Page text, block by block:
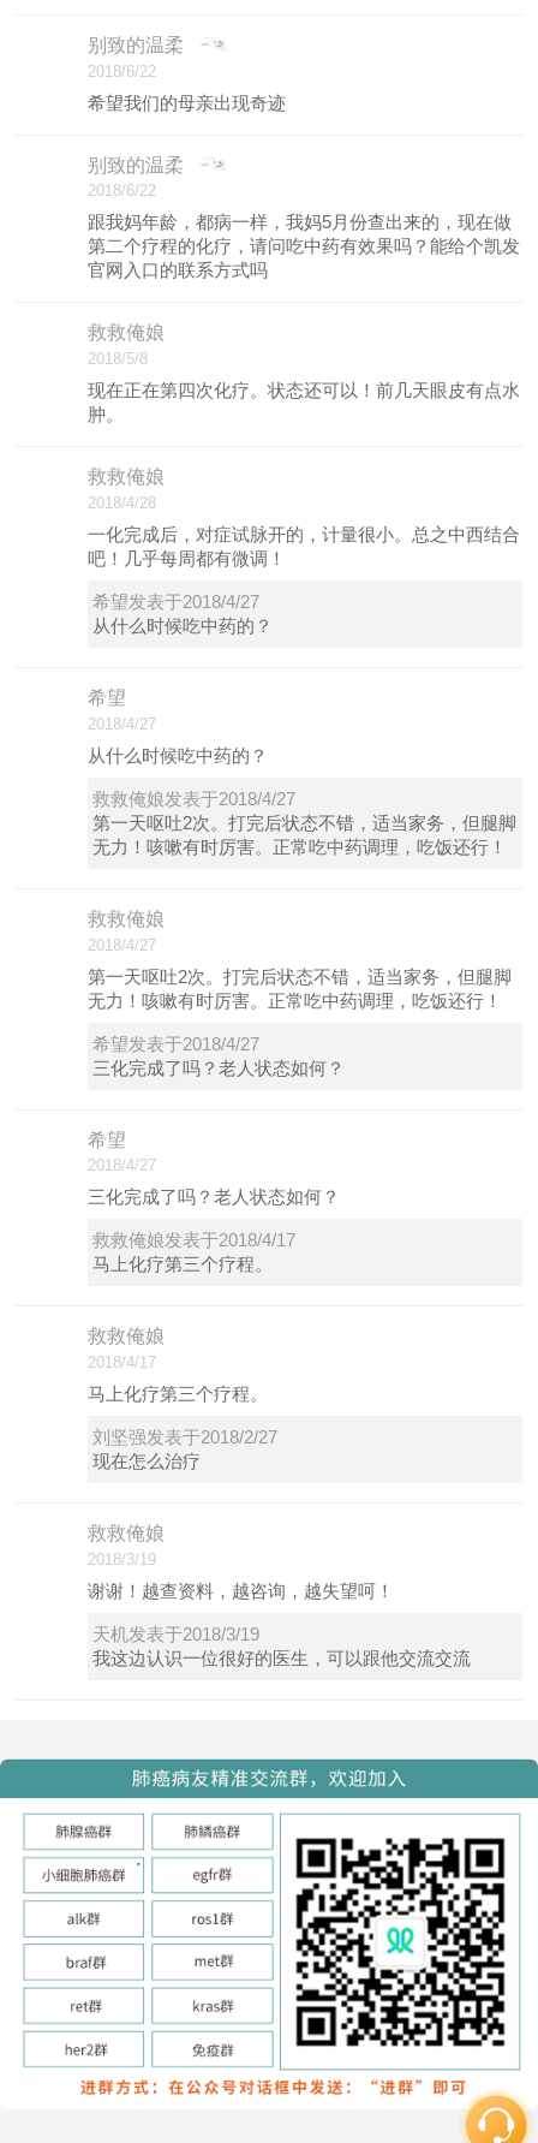
别致的温柔
2018/6/22
希望我们的母亲出现奇迹
别致的温柔
2018/6/22
跟我妈年龄，都病一样，我妈5月份查出来的，现在做
第二个疗程的化疗，请问吃中药有效果吗？能给个凯发
官网入口的联系方式吗
救救俺娘
2018/5/8
现在正在第四次化疗。状态还可以！前几天眼皮有点水
肿。
救救俺娘
2018/4/28
一化完成后，对症试脉开的，计量很小。总之中西结合
吧！几乎每周都有微调！
希望发表于2018/4/27
从什么时候吃中药的？
希望
2018/4/27
从什么时候吃中药的？
救救俺娘发表于2018/4/27
第一天呕吐2次。打完后状态不错，适当家务，但腿脚
无力！咳嗽有时厉害。正常吃中药调理，吃饭还行！
救救俺娘
2018/4/27
第一天呕吐2次。打完后状态不错，适当家务，但腿脚
无力！咳嗽有时厉害。正常吃中药调理，吃饭还行！
希望发表于2018/4/27
三化完成了吗？老人状态如何？
希望
2018/4/27
三化完成了吗？老人状态如何？
救救俺娘发表于2018/4/17
马上化疗第三个疗程。
救救俺娘
2018/4/17
马上化疗第三个疗程。
刘坚强发表于2018/2/27
现在怎么治疗
救救俺娘
2018/3/19
谢谢！越查资料，越咨询，越失望呵！
天机发表于2018/3/19
我这边认识一位很好的医生，可以跟他交流交流